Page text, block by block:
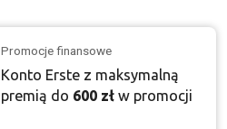
Promocje finansowe
Konto Erste z maksymalną
premią do 600 zł w promocji